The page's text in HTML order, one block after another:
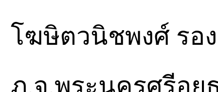
โฆษิตวนิชพงศ์ รอ
ภ.จ.พระนครศรีอยุ